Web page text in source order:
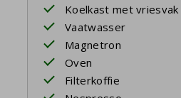
Koelkast met vriesvak
Vaatwasser
Magnetron
Oven
Filterkoffie